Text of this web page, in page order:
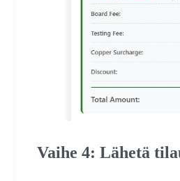
Vaihe 4: Lähetä